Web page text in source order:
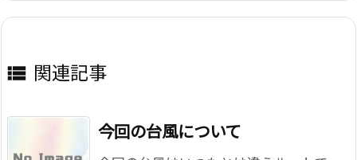
 関連記事
今回の台風について